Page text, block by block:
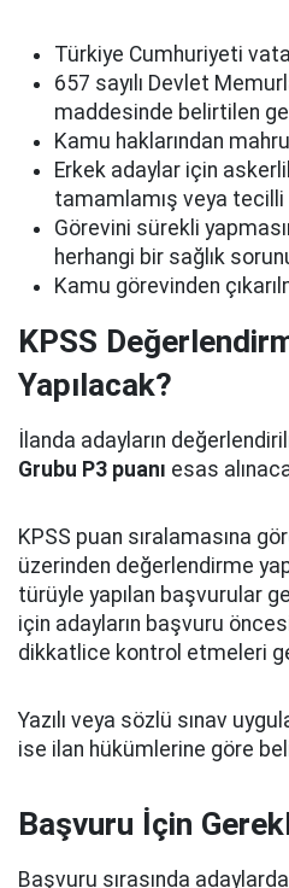
Türkiye Cumhuriyeti
657 sayılı Devlet
maddesinde belirtilen
Kamu haklarından
Erkek adaylar için
tamamlamış veya tecilli
Görevini sürekli
herhangi bir sağlık
Kamu görevinden
KPSS
Yapılacak?
İlanda adayların
Grubu P3 puanı esas
KPSS puan sıralamasına
üzerinden değerlendirme
türüyle yapılan başvurular
için adayların başvuru
dikkatlice kontrol etmeleri
Yazılı veya sözlü sınav
ise ilan hükümlerine göre
Başvuru İçin
Başvuru sırasında